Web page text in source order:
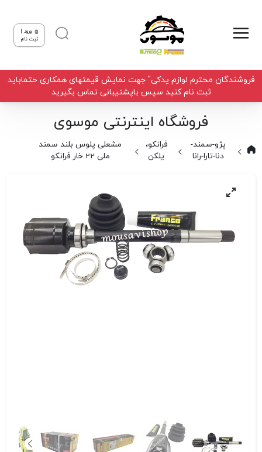
ورود |
ثبت نام
فروشندگان محترم لوازم یدکی" جهت نمایش قیمتهای همکاری حتماباید
ثبت نام کنید سپس باپشتیبانی تماس بگیرید
فروشگاه اینترنتی موسوی
پژو-سمند-
دنا-تارا-رانا
فرانکو،
یلکن
مشعلی پلوس بلند سمند
ملی 22 خار فرانکو